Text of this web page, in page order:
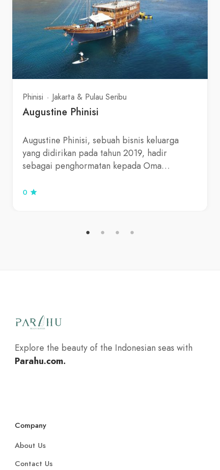
Phinisi Jakarta & Pulau Seribu
Augustine Phinisi
Augustine Phinisi, sebuah bisnis keluarga
yang didirikan pada tahun 2019, hadir
sebagai penghormatan kepada Oma…
0
Explore the beauty of the Indonesian seas with
Parahu.com.
Company
About Us
Contact Us